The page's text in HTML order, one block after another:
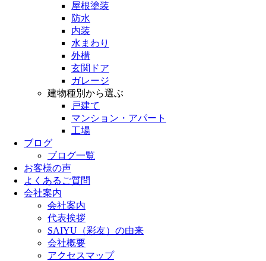
屋根塗装
防水
内装
水まわり
外構
玄関ドア
ガレージ
建物種別から選ぶ
戸建て
マンション・アパート
工場
ブログ
ブログ一覧
お客様の声
よくあるご質問
会社案内
会社案内
代表挨拶
SAIYU（彩友）の由来
会社概要
アクセスマップ